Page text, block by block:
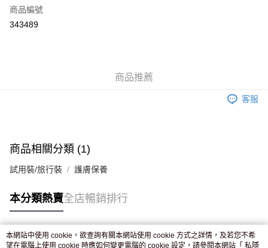
Apple Pay
付款後門市自取，訂單確認後2-4個工作天到店，7天內取。逾期後
商品編號
343489
商品推薦
客服
商品相關分類 (1)
試用裝/旅行裝 護膚保養
本分類熱賣全店暢銷排行
熱門標籤
本網站中使用 cookie，欲查詢有關本網站使用 cookie 方式之詳情，及若您不希
望在電腦上使用 cookie 時應如何變更電腦的 cookie 設定，請參閱本網站「 私隱